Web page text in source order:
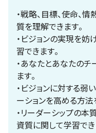
・戦略、目標、使命、
質を理解できます。
・ビジョンの実現を
習できます。
・あなたとあなたの
ます。
・ビジョンに対する弱
ーションを高める方法
・リーダーシップの本
資質に関して学習でき